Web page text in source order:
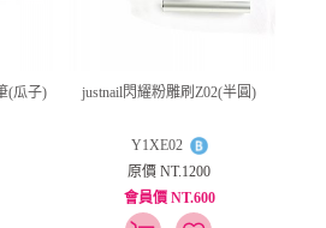
(瓜子)
justnail閃耀粉雕刷Z02(半圓)
Y1XE02
原價 NT.1200
會員價 NT.600